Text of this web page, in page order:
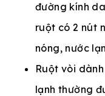
đường kính
ruột có 2 nút
nóng, nước
Ruột vòi
lạnh thường